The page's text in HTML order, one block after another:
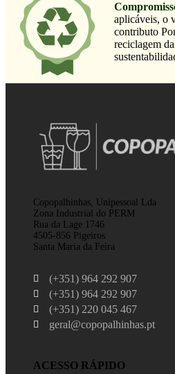
aplicáveis, o
contributo
reciclagem
Copopalhinhas, Unipessoal Lda
Zona Industrial do PERM
Rua da Lage 1746
4505-856 Pigeiros
Santa Maria da Feira
(+351) 964 292 907
(+351) 964 292 907
(+351) 220 045 467
geral@copopalhinhas.pt
ACESSO RÁPIDO